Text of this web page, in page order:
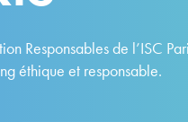
Responsables de l’ISC
éthique et responsable.